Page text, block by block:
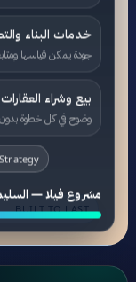
خدمات البناء
جودة يمكن قياسها
بيع وشراء العقارات
وضوح في كل خطوة
مشروع فيلا —
BUILT TO LAST